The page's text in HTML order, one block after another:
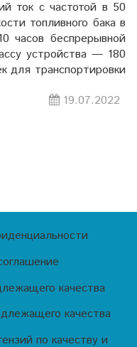
ток с частотой в 50
топливного бака в
часов беспрерывной
устройства — 180
для транспортировки
19.07.2022
качества
качества
по качеству и